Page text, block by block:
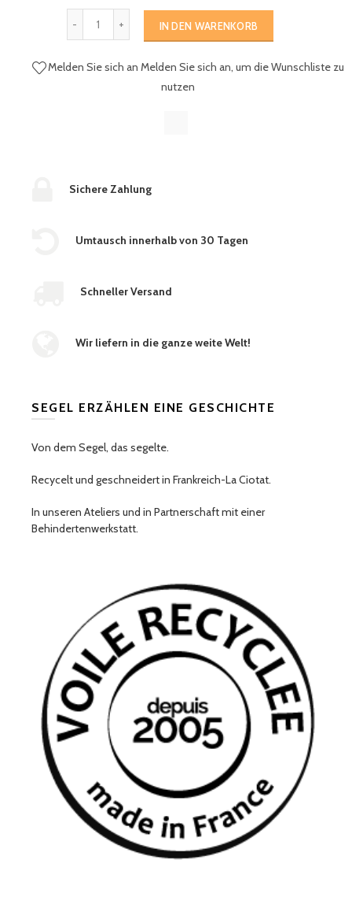
IN DEN WARENKORB
Melden Sie sich an Melden Sie sich an, um die Wunschliste zu
nutzen
Sichere Zahlung
Umtausch innerhalb von 30 Tagen
Schneller Versand
Wir liefern in die ganze weite Welt!
SEGEL ERZÄHLEN EINE GESCHICHTE
Von dem Segel, das segelte.
Recycelt und geschneidert in Frankreich-La Ciotat.
In unseren Ateliers und in Partnerschaft mit einer
Behindertenwerkstatt.